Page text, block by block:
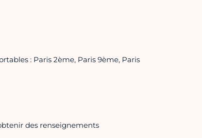
: Paris 2ème, Paris 9ème, Paris
des renseignements